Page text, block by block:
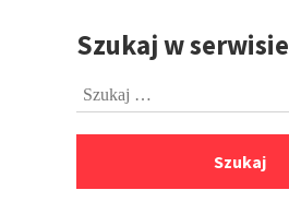
PrzejdźSzukaj w serwisie
Szukaj: